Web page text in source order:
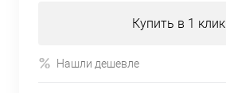
Купить в 1 клик
Нашли дешевле